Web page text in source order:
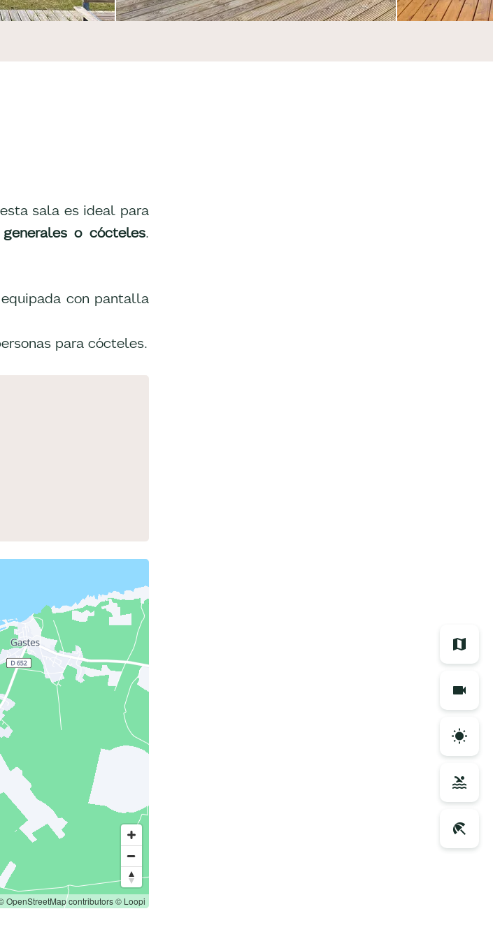
sala es ideal para
o cócteles.
con pantalla
para cócteles.
OpenStreetMap contributors© Loopi